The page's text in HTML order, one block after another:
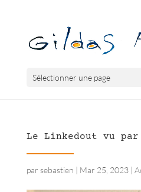
Sélectionner une page
Le Linkedout vu
par sebastien | Mar 25, 2023|